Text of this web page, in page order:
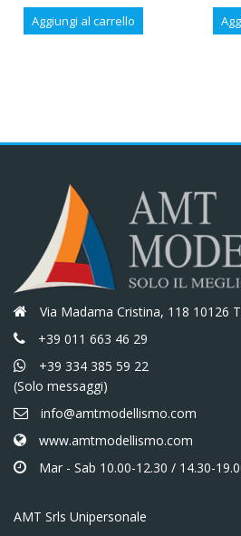
prezzo
originale
prezzo
attuale
Aggiungi al carrello
Via Madama Cristina, 118 10126
+39 011 663 46 29
+39 334 385 59 22
(Solo messaggi)
info@amtmodellismo.com
www.amtmodellismo.com
Mar - Sab 10.00-12.30 / 14.30-
AMT Srls Unipersonale